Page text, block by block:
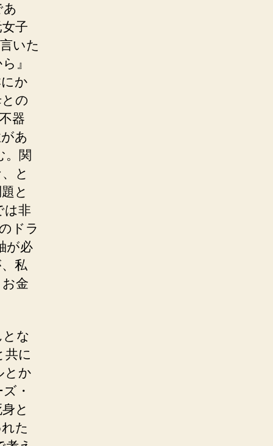
子
いた
』
か
の
器
あ
。関
と
と
は非
ドラ
が必
私
金
な
共に
とか
・
と
た